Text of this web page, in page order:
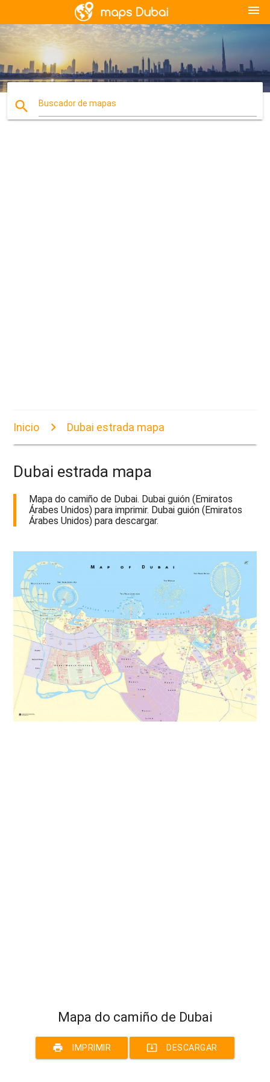
menu
search Buscador de mapas
Inicio Dubai estrada mapa
Dubai estrada mapa
Mapa do camiño de Dubai. Dubai guión (Emiratos
Árabes Unidos) para imprimir. Dubai guión (Emiratos
Árabes Unidos) para descargar.
Mapa do camiño de Dubai
print IMPRIMIR system_update_alt DESCARGAR